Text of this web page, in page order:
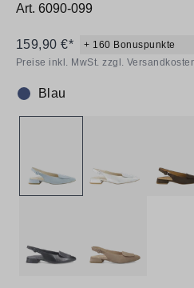
Art. 6090-099
159,90 €* + 160 Bonuspunkte
Preise inkl. MwSt. zzgl.
Farbe:
Blau